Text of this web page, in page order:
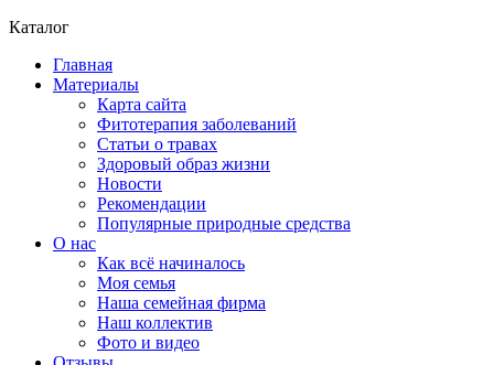
Каталог
Главная
Материалы
Карта сайта
Фитотерапия заболеваний
Статьи о травах
Здоровый образ жизни
Новости
Рекомендации
Популярные природные средства
О нас
Как всё начиналось
Моя семья
Наша семейная фирма
Наш коллектив
Фото и видео